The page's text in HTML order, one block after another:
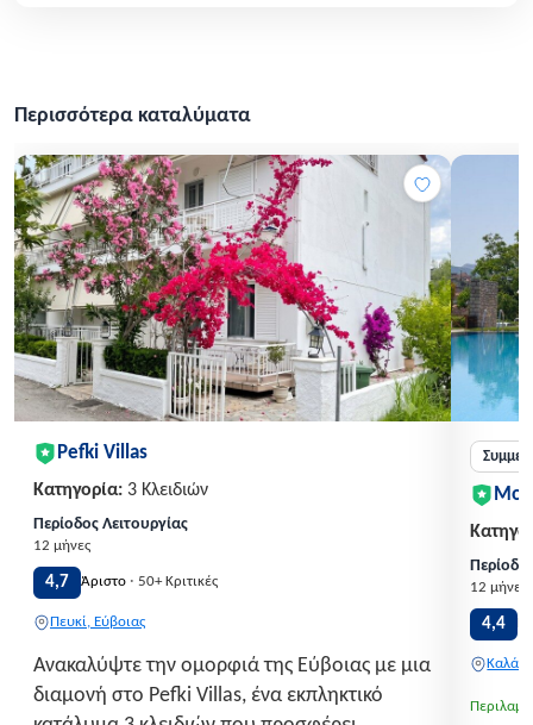
Περισσότερα καταλύματα
Pefki Villas
Κατηγορία: 3 Κλειδιών
Περίοδος Λειτουργίας
12 μήνες
4,7 Άριστο · 50+ Κριτικές
Πευκί, Εύβοιας
Ανακαλύψτε την ομορφιά της Εύβοιας με μια
διαμονή στο Pefki Villas, ένα εκπληκτικό
12 μήνες
4,4